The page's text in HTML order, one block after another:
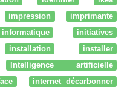
impression
imprimante
informatique
initiatives
installation
installer
Intelligence artificielle
internet décarbonner